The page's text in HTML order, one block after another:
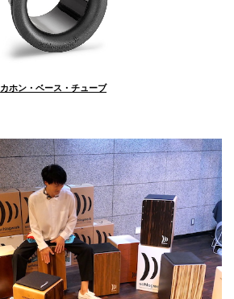
カホン・ベース・チューブ